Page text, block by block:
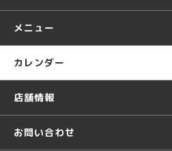
メニュー
カレンダー
店舗情報
お問い合わせ